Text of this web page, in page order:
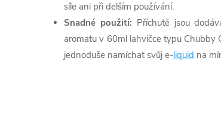
síle ani při delším používání.
Snadné použití: Příchutě jsou
aromatu v 60ml lahvičce typu Chubby
jednoduše namíchat svůj e-liquid na